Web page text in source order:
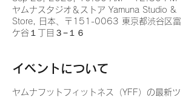
ヤムナスタジオ＆ストア Yamuna Studio &
Store, 日本、〒151-0063 東京都渋谷区富
ケ谷１丁目３−１６
イベントについて
ヤムナフットフィットネス（YFF）の最新ツ